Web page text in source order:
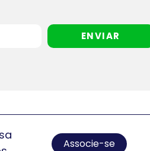
ENVIAR
Associe-se